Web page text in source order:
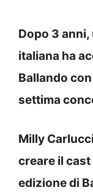
Dopo 3
italiana ha
Ballando
settima
Milly
creare il
edizione di